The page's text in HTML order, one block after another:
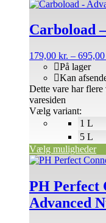
Carboload
179,00 kr. – 695,00
På lager
Kan
Vælg variant:
Vælg muligheder
Dette vare har
varesiden
1 L
5 L
PH Perfect
Advanced